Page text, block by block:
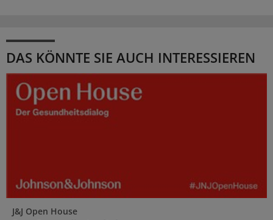
DAS KÖNNTE SIE AUCH INTERESSIEREN
J&J Open House